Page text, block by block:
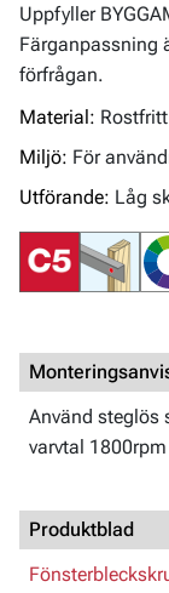
Uppfyller
Färganpassning
förfrågan.
Material:
Miljö: För
Utförande: Låg
Använd steglös
varvtal
Produktblad